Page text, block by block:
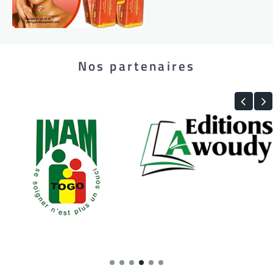
Nos partenaires